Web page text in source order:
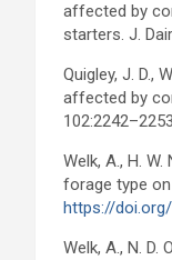
affected by
starters. J.
Quigley, J. D.,
affected by
Welk, A., H.
forage type
https://
Welk, A., N.